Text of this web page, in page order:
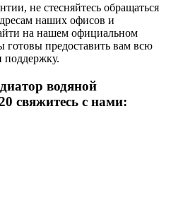
не стесняйтесь обращаться
наших офисов и
на нашем официальном
готовы предоставить вам всю
водяной
свяжитесь с нами: